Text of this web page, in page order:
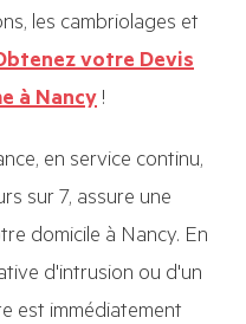
les cambriolages et
votre Devis
à Nancy !
en service continu,
sur 7, assure une
domicile à Nancy. En
d'intrusion ou d'un
est immédiatement